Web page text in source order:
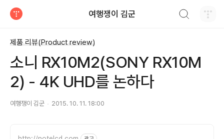
여행쟁이 김군
제품 리뷰(Product review)
소니 RX10M2(SONY RX10M
2) - 4K UHD를 논하다
여행쟁이 김군 2015. 10. 11. 18:00